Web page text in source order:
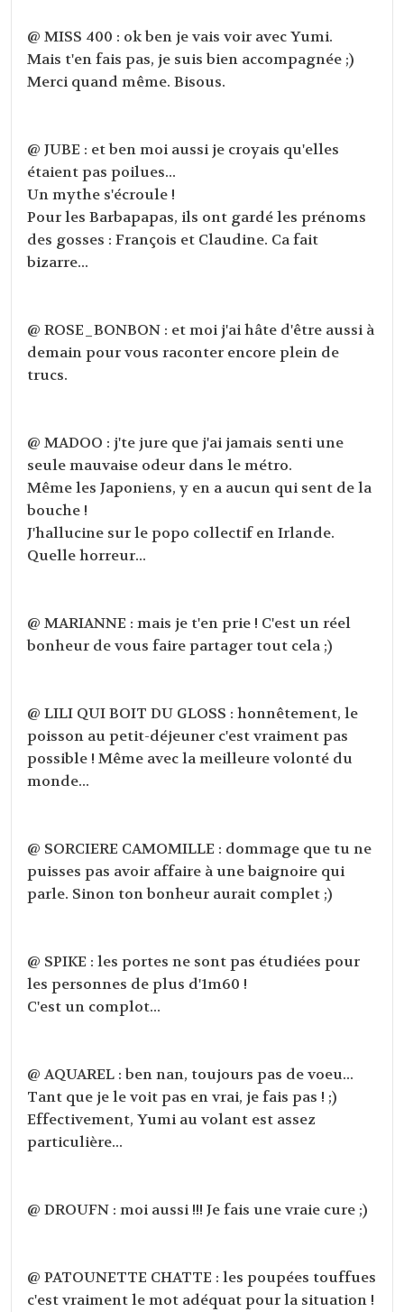
@ MISS 400 : ok ben je vais voir avec Yumi.
Mais t'en fais pas, je suis bien accompagnée ;)
Merci quand même. Bisous.
@ JUBE : et ben moi aussi je croyais qu'elles
étaient pas poilues...
Un mythe s'écroule !
Pour les Barbapapas, ils ont gardé les prénoms
des gosses : François et Claudine. Ca fait
bizarre...
@ ROSE_BONBON : et moi j'ai hâte d'être aussi à
demain pour vous raconter encore plein de
trucs.
@ MADOO : j'te jure que j'ai jamais senti une
seule mauvaise odeur dans le métro.
Même les Japoniens, y en a aucun qui sent de la
bouche !
J'hallucine sur le popo collectif en Irlande.
Quelle horreur...
@ MARIANNE : mais je t'en prie ! C'est un réel
bonheur de vous faire partager tout cela ;)
@ LILI QUI BOIT DU GLOSS : honnêtement, le
poisson au petit-déjeuner c'est vraiment pas
possible ! Même avec la meilleure volonté du
monde...
@ SORCIERE CAMOMILLE : dommage que tu ne
puisses pas avoir affaire à une baignoire qui
parle. Sinon ton bonheur aurait complet ;)
@ SPIKE : les portes ne sont pas étudiées pour
les personnes de plus d'1m60 !
C'est un complot...
@ AQUAREL : ben nan, toujours pas de voeu...
Tant que je le voit pas en vrai, je fais pas ! ;)
Effectivement, Yumi au volant est assez
particulière...
@ DROUFN : moi aussi !!! Je fais une vraie cure ;)
@ PATOUNETTE CHATTE : les poupées touffues
c'est vraiment le mot adéquat pour la situation !